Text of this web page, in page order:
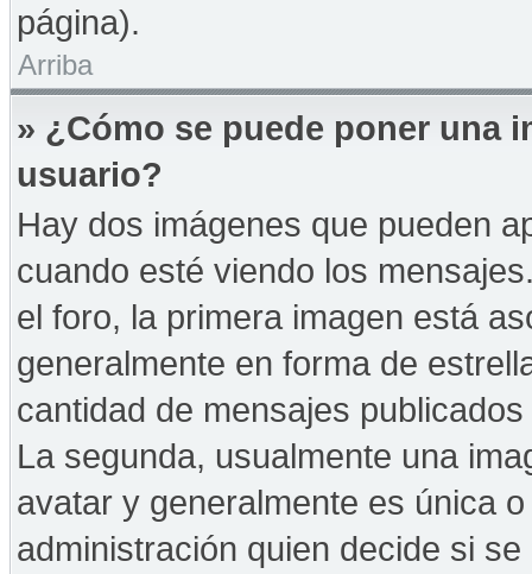
página).
Arriba
» ¿Cómo se puede poner una
usuario?
Hay dos imágenes que pueden
cuando esté viendo los
el foro, la primera imagen está
generalmente en forma de
cantidad de mensajes
La segunda, usualmente una
avatar y generalmente es única
administración quien decide si